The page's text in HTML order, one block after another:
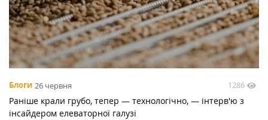
Блоги 26 червня 1286
Раніше крали грубо, тепер — технологічно, — інтерв'ю з
інсайдером елеваторної галузі